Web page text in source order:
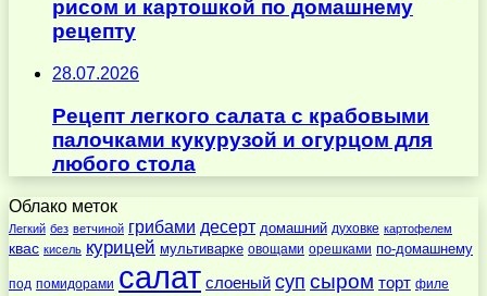
рисом и картошкой по домашнему
рецепту
28.07.2026
Рецепт легкого салата с крабовыми
палочками кукурузой и огурцом для
любого стола
Облако меток
Легкий без ветчиной грибами десерт домашний духовке картофелем
квас кисель курицей мультиварке овощами орешками по-домашнему
под помидорами салат слоеный суп сыром торт филе